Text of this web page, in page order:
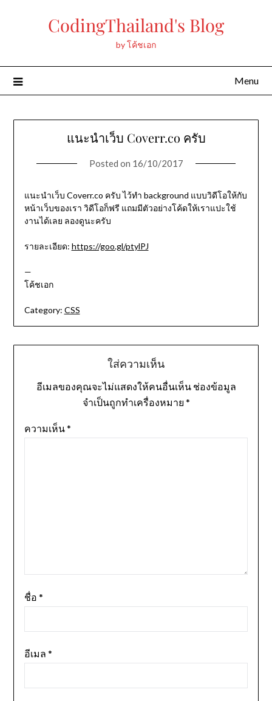
CodingThailand's Blog
by โค้ชเอก
Menu
แนะนำเว็บ Coverr.co ครับ
Posted on 16/10/2017
แนะนำเว็บ Coverr.co ครับ ไว้ทำ background แบบวิดีโอให้กับ
หน้าเว็บของเรา วิดีโอก็ฟรี แถมมีตัวอย่างโค้ดให้เราแปะใช้
งานได้เลย ลองดูนะครับ
รายละเอียด: https://goo.gl/ptylPJ
—
โค้ชเอก
Category: CSS
ใส่ความเห็น
อีเมลของคุณจะไม่แสดงให้คนอื่นเห็น ช่องข้อมูล
จำเป็นถูกทำเครื่องหมาย *
ความเห็น*
ชื่อ *
อีเมล *